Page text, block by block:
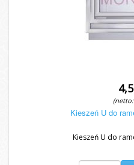
(netto:
Kieszeń U do
Kieszeń U do